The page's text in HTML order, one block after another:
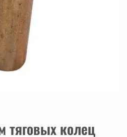
тяговых колец